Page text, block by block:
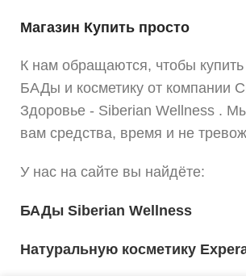
Магазин Купить просто
К нам обращаются, чтобы
БАДы и косметику от компании
Здоровье - Siberian Wellness .
вам средства, время и не
У нас на сайте вы найдёте:
БАДы Siberian Wellness
Натуральную косметику